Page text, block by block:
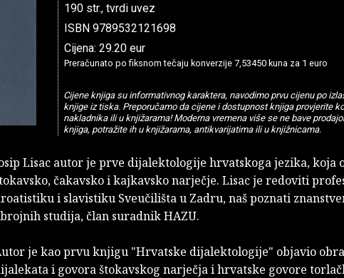
190 str., tvrdi uvez
ISBN 9789532121698
Cijena: 29.20 eur
Preračunato po fiksnom tečaju konverzije 7,53450 kuna za 1 euro
Cijene knjiga su informativnog karaktera, navodimo prvu cijenu po
knjige iz tiska. Preporučamo da cijene i dostupnost knjiga provjerite
nakladnika ili u knjižarama! Moderna vremena više se ne bave
knjiga, potražite ih u knjižarama, antikvarijatima ili u knjižnicama.
Lisac autor je prve dijalektologije hrvatskoga jezika, koja
čakavsko i kajkavsko narječje. Lisac je redoviti
i slavistiku Sveučilišta u Zadru, naš poznati
studija, član suradnik HAZU.
je kao prvu knjigu "Hrvatske dijalektologije" objavio
i govora štokavskog narječja i hrvatske govore